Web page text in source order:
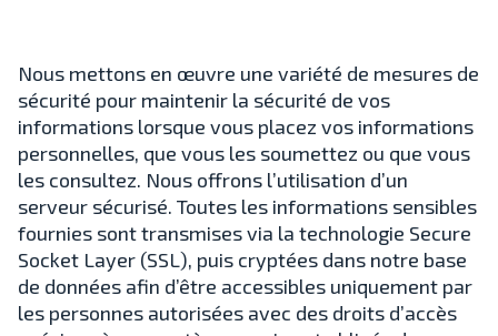
Nous mettons en œuvre une variété de mesures de
sécurité pour maintenir la sécurité de vos
informations lorsque vous placez vos informations
personnelles, que vous les soumettez ou que vous
les consultez. Nous offrons l’utilisation d’un
serveur sécurisé. Toutes les informations sensibles
fournies sont transmises via la technologie Secure
Socket Layer (SSL), puis cryptées dans notre base
de données afin d’être accessibles uniquement par
les personnes autorisées avec des droits d’accès